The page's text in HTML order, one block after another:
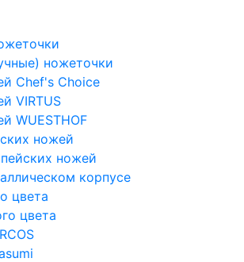
ножеточки
Chef's Choice
VIRTUS
WUESTHOF
ножей
ножей
корпусе
цвета
цвета